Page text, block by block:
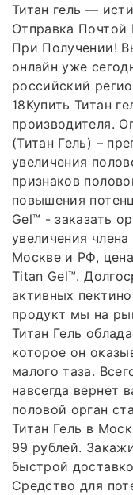
Титан гель —
Отправка
При Получении!
онлайн уже
российский
18Купить Титан
производителя.
(Титан Гель) –
увеличения
признаков
повышения
Gel™ - заказать
увеличения
Москве и РФ,
Titan Gel™.
активных
продукт мы на
Титан Гель
которое он
малого таза.
навсегда вернет
половой орган
Титан Гель в
99 рублей.
быстрой
Средство для